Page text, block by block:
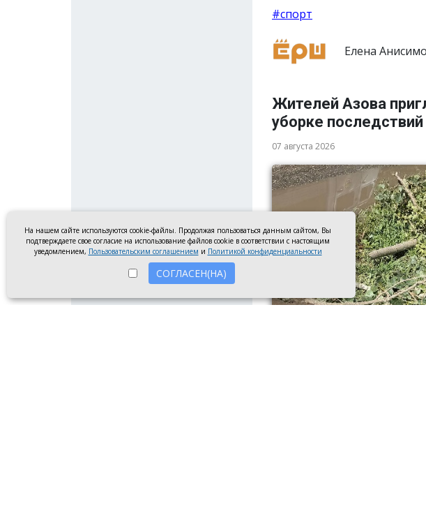
#спорт
Елена
Жителей Азова
уборке последствий
07 августа 2026
На нашем сайте используются cookie-файлы. Продолжая пользоваться данным сайтом, Вы
подтверждаете свое согласие на использование файлов cookie в соответствии с настоящим
уведомлением, Пользовательским соглашением и Политикой конфиденциальности
СОГЛАСЕН(НА)